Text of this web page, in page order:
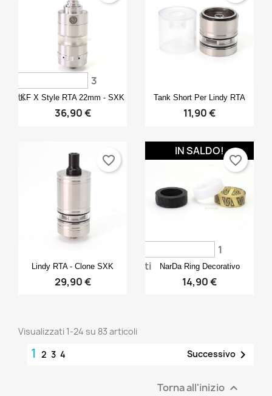
Anteprima
KF X Style RTA 22mm - SXK
36,90 €
3
voti
Anteprima
Tank Short Per Lindy RTA
11,90 €
Anteprima
Lindy RTA - Clone SXK
29,90 €
favorite_border
 Anteprima
NarDa Ring Decorativo
14,90 €
1
voti
IN SALDO!
favorite_border
Visualizzati 1-24 su 83 articoli
1 2 3 4 Successivo 
Torna all'inizio 